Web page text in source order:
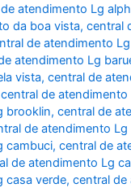
atendimento Lg
da boa vista,central
de atendimento
atendimento Lg
vista,central de
central de atendimento
brooklin,central de
de atendimento Lg
cambuci,central de
de atendimento Lg
casa verde,central de